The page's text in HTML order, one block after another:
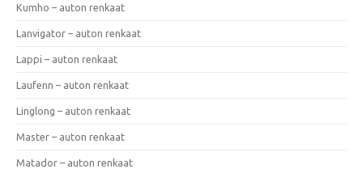
Kumho – auton renkaat
Lanvigator – auton renkaat
Lappi – auton renkaat
Laufenn – auton renkaat
Linglong – auton renkaat
Master – auton renkaat
Matador – auton renkaat